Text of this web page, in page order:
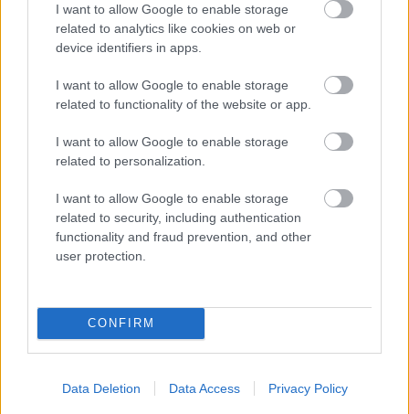
I want to allow Google to enable storage
related to analytics like cookies on web or
device identifiers in apps.
I want to allow Google to enable storage
related to functionality of the website or app.
I want to allow Google to enable storage
related to personalization.
I want to allow Google to enable storage
related to security, including authentication
functionality and fraud prevention, and other
user protection.
CONFIRM
Data Deletion Data Access Privacy Policy
Antonellire Monzában, nem
mindenki neki szurkol
FORMA-1
Aston Martin az F1-ben
A vontatott második edzés nem igazán volt
alkalmas arra, hogy a csapatok rendesen
körözzenek. Amikor Norrist megkérdezték, hogy a
harmadik szabadedzésen pótolják-e majd a
derül ki minden, ő mosolyogva csak ennyit